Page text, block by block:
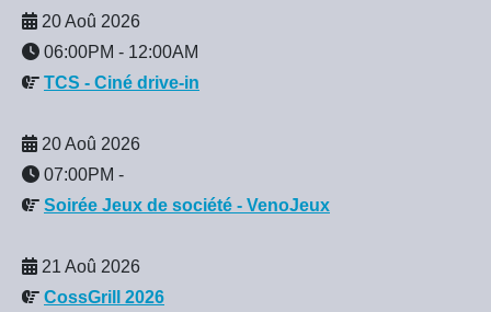
20 Aoû 2026
06:00PM - 12:00AM
TCS - Ciné drive-in
20 Aoû 2026
07:00PM -
Soirée Jeux de société - VenoJeux
21 Aoû 2026
CossGrill 2026